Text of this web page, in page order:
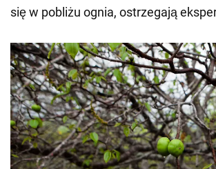
się w pobliżu ognia, ostrzegają